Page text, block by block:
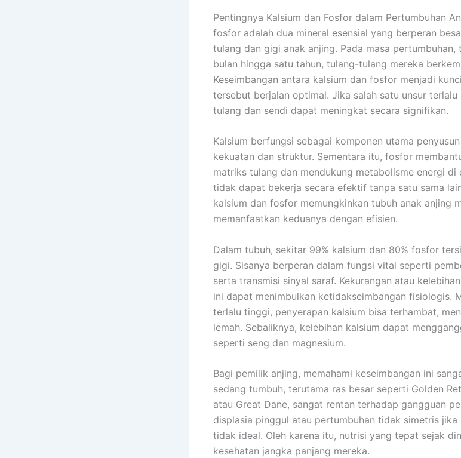
Pentingnya Kalsium dan Fosfor dalam Pertumbuhan
fosfor adalah dua mineral esensial yang berperan
tulang dan gigi anak anjing. Pada masa pertumbuhan,
bulan hingga satu tahun, tulang-tulang mereka
Keseimbangan antara kalsium dan fosfor menjadi
tersebut berjalan optimal. Jika salah satu unsur
tulang dan sendi dapat meningkat secara signifikan.
Kalsium berfungsi sebagai komponen utama
kekuatan dan struktur. Sementara itu, fosfor
matriks tulang dan mendukung metabolisme energi di
tidak dapat bekerja secara efektif tanpa satu sama
kalsium dan fosfor memungkinkan tubuh anak anjing
memanfaatkan keduanya dengan efisien.
Dalam tubuh, sekitar 99% kalsium dan 80% fosfor
gigi. Sisanya berperan dalam fungsi vital seperti
serta transmisi sinyal saraf. Kekurangan atau
ini dapat menimbulkan ketidakseimbangan fisiologis.
terlalu tinggi, penyerapan kalsium bisa terhambat,
lemah. Sebaliknya, kelebihan kalsium dapat
seperti seng dan magnesium.
Bagi pemilik anjing, memahami keseimbangan ini
sedang tumbuh, terutama ras besar seperti Golden
atau Great Dane, sangat rentan terhadap gangguan
displasia pinggul atau pertumbuhan tidak simetris
tidak ideal. Oleh karena itu, nutrisi yang tepat sejak
kesehatan jangka panjang mereka.